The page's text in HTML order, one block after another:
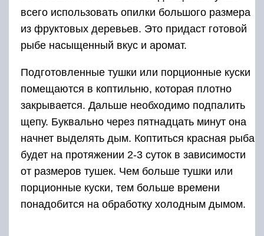
всего использовать опилки большого размера
из фруктовых деревьев. Это придаст готовой
рыбе насыщенный вкус и аромат.
Подготовленные тушки или порционные куски
помещаются в коптильню, которая плотно
закрывается. Дальше необходимо подпалить
щепу. Буквально через пятнадцать минут она
начнет выделять дым. Коптиться красная рыба
будет на протяжении 2-3 суток в зависимости
от размеров тушек. Чем больше тушки или
порционные куски, тем больше времени
понадобится на обработку холодным дымом.